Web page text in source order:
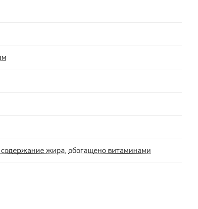
содержание жира, обогащено витаминами